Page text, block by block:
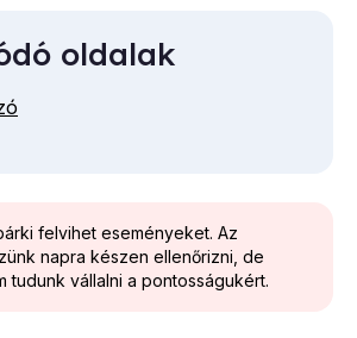
felvihet eseményeket. Az
napra készen ellenőrizni, de
tudunk vállalni a pontosságukért.
oldalak